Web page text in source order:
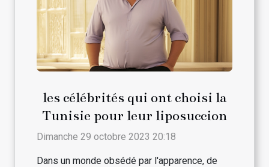
les célébrités qui ont choisi la
Tunisie pour leur liposuccion
Dimanche 29 octobre 2023 20:18
Dans un monde obsédé par l'apparence, de